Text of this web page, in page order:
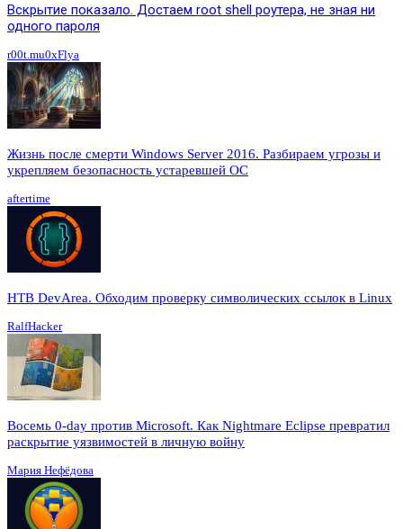
Вскрытие показало. Достаем root shell роутера, не зная ни
одного пароля
r00t.mu0xFlya
Жизнь после смерти Windows Server 2016. Разбираем угрозы и
укрепляем безопасность устаревшей ОС
aftertime
HTB DevArea. Обходим проверку символических ссылок в Linux
RalfHacker
Восемь 0-day против Microsoft. Как Nightmare Eclipse превратил
раскрытие уязвимостей в личную войну
Мария Нефёдова